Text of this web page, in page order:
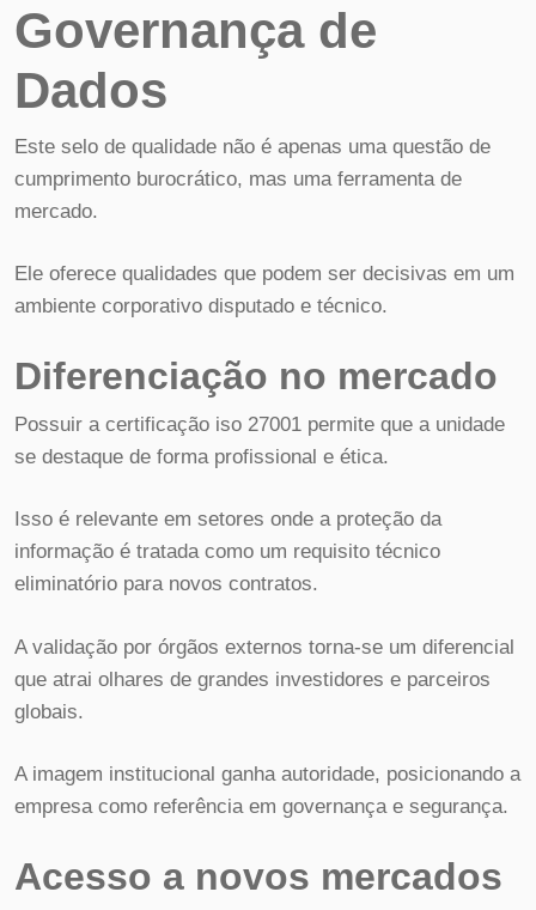
Governança de
Dados
Este selo de qualidade não é apenas uma questão de
cumprimento burocrático, mas uma ferramenta de
mercado.
Ele oferece qualidades que podem ser decisivas em um
ambiente corporativo disputado e técnico.
Diferenciação no mercado
Possuir a certificação iso 27001 permite que a unidade
se destaque de forma profissional e ética.
Isso é relevante em setores onde a proteção da
informação é tratada como um requisito técnico
eliminatório para novos contratos.
A validação por órgãos externos torna-se um diferencial
que atrai olhares de grandes investidores e parceiros
globais.
A imagem institucional ganha autoridade, posicionando a
empresa como referência em governança e segurança.
Acesso a novos mercados